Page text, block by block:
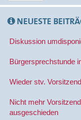
e
n
a
c
NEUESTE
Diskussion
Bürgersprechstunde
Wieder stv.
Nicht mehr
ausgeschieden